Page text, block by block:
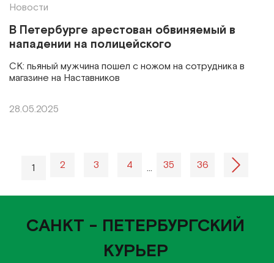
Новости
В Петербурге арестован обвиняемый в
нападении на полицейского
СК: пьяный мужчина пошел с ножом на сотрудника в
магазине на Наставников
28.05.2025
1 2 3 4 … 35 36
САНКТ - ПЕТЕРБУРГСКИЙ
КУРЬЕР